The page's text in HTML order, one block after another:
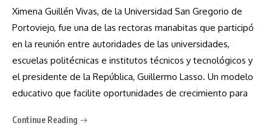
Ximena Guillén Vivas, de la Universidad San Gregorio de
Portoviejo, fue una de las rectoras manabitas que participó
en la reunión entre autoridades de las universidades,
escuelas politécnicas e institutos técnicos y tecnológicos y
el presidente de la República, Guillermo Lasso. Un modelo
educativo que facilite oportunidades de crecimiento para
Continue Reading